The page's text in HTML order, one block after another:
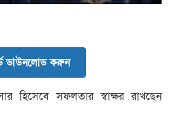
ডাউনলোড করুন
হিসেবে সফলতার স্বাক্ষর রাখছেন